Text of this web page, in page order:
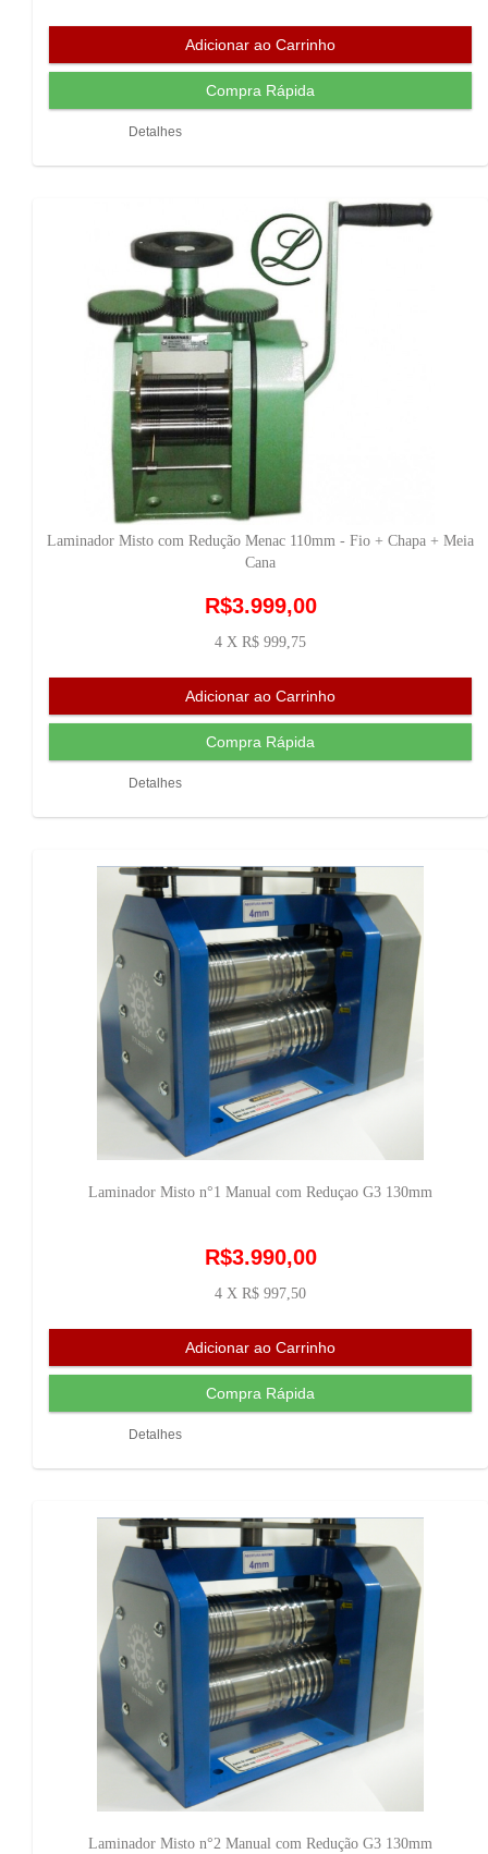
Detalhes
Laminador Misto com Redução Menac 110mm - Fio + Chapa + Meia
Cana
R$3.999,00
4 X R$ 999,75
Detalhes
Laminador Misto n°1 Manual com Reduçao G3 130mm
R$3.990,00
4 X R$ 997,50
Detalhes
Laminador Misto n°2 Manual com Redução G3 130mm